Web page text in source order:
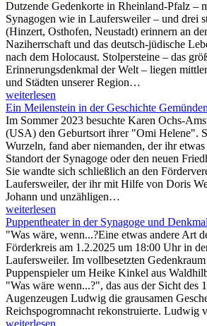
Dutzende Gedenkorte in Rheinland-Pfalz –
Synagogen wie in Laufersweiler – und drei
(Hinzert, Osthofen, Neustadt) erinnern an
Naziherrschaft und das deutsch-jüdische
nach dem Holocaust. Stolpersteine – das
Erinnerungsdenkmal der Welt – liegen
und Städten unserer Region…
weiterlesen
Ein Meilenstein in der Geschichte
Im Sommer 2023 besuchte Karen Ochs-
(USA) den Geburtsort ihrer "Omi Helene".
Wurzeln, fand aber niemanden, der ihr
Standort der Synagoge oder den neuen
Sie wandte sich schließlich an den
Laufersweiler, der ihr mit Hilfe von Doris
Johann und unzähligen…
weiterlesen
Puppentheater in der Synagoge und
"Was wäre, wenn...?Eine etwas andere Art
Förderkreis am 1.2.2025 um 18:00 Uhr in
Laufersweiler. Im vollbesetzten
Puppenspieler um Heike Kinkel aus
"Was wäre wenn...?", das aus der Sicht des
Augenzeugen Ludwig die grausamen
Reichspogromnacht rekonstruierte. Ludwig
weiterlesen